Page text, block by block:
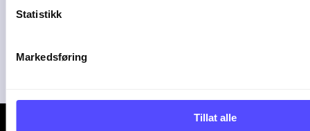
Statistikk
Markedsføring
Tillat alle
Plorea